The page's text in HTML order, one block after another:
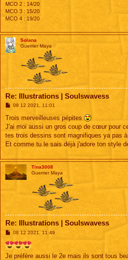
MCO 2 : 14/20
MCO 3 : 15/20
MCO 4 : 19/20
Solana
Guerrier Maya
Re: Illustrations | Soulswavess
M
s
a
g
08 12 2021, 11:01
Trois merveilleuses pépites
J'ai moi aussi un gros coup de cœur pour
tes trois dessins sont magnifiques ya pas
Et comme tu le sais déjà j'adore ton style
Tina3008
Guerrier Maya
Re: Illustrations | Soulswavess
M
s
s
a
08 12 2021, 11:49
Je préfère aussi le 2e mais ils sont tous